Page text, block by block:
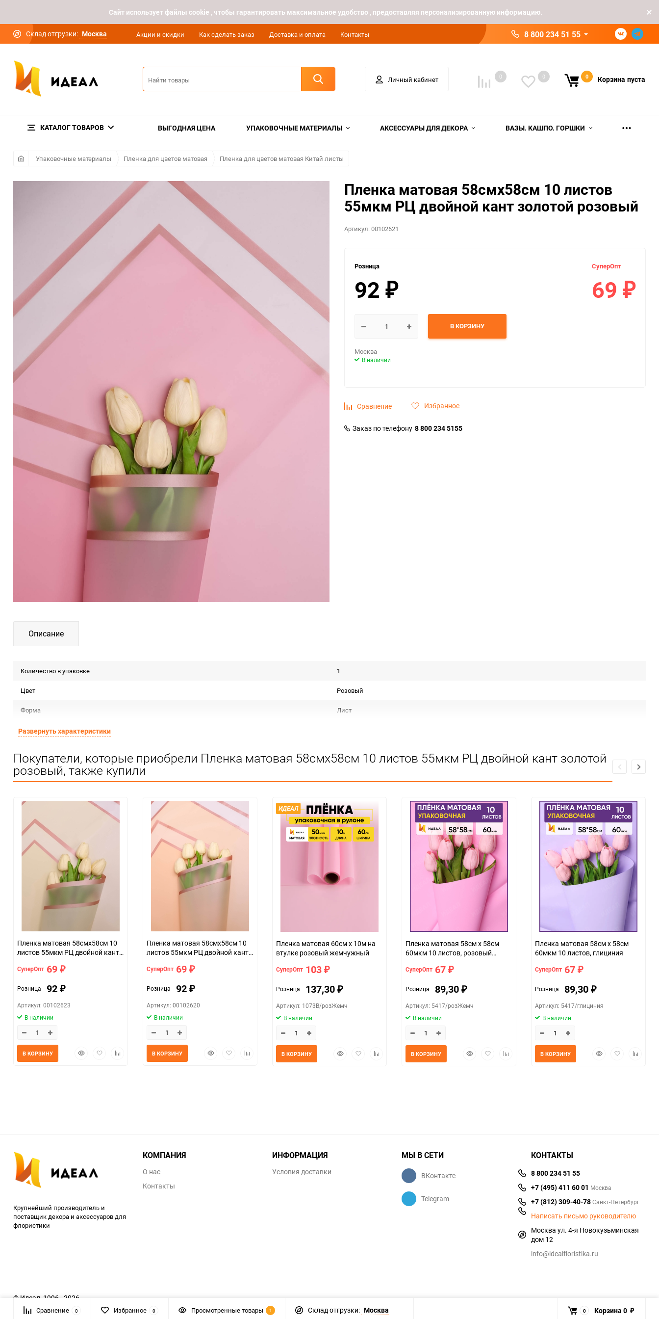
Cайт использует файлы cookie , чтобы гарантировать максимальное удобство , предоставляя персонализированную информацию.
Склад отгрузки: Москва Акции и скидки Как сделать заказ Доставка и оплата Контакты 8 800 234 51 55
Личный кабинет 0 0 0 Корзина пуста
КАТАЛОГ ТОВАРОВ ВЫГОДНАЯ ЦЕНА УПАКОВОЧНЫЕ МАТЕРИАЛЫ АКСЕССУАРЫ ДЛЯ ДЕКОРА ВАЗЫ. КАШПО. ГОРШКИ
Упаковочные материалы Пленка для цветов матовая Пленка для цветов матовая Китай листы
Пленка матовая 58смх58см 10 листов
55мкм РЦ двойной кант золотой розовый
Артикул:00102621
Розница
92 ₽
СуперОпт
69 ₽
В КОРЗИНУ
Москва
В наличии
Сравнение Избранное
Заказ по телефону 8 800 234 5155
Описание
Количество в упаковке 1
Цвет Розовый
Форма Лист
Материал
Предназначение товара
Особые условия Особых условий не требует
Минимальное количество 1
Количество в коробке
Единица измерения
Развернуть характеристики
Покупатели, которые приобрели Пленка матовая 58смх58см 10 листов 55мкм РЦ двойной кант золотой
розовый, также купили
Пленка матовая 58смх58см 10
листов 55мкм РЦ двойной кант
СуперОпт 69 ₽
Розница 92 ₽
Артикул: 00102623
В наличии
БыстрыйДобавитьДобавить
В КОРЗИНУ
Пленка матовая 58смх58см 10
листов 55мкм РЦ двойной кант
СуперОпт 69 ₽
Розница 92 ₽
Артикул: 00102620
В наличии
БыстрыйДобавитьДобавить
В КОРЗИНУ
ИДЕАЛ
Пленка матовая 60см х 10м на
втулке розовый жемчужный
СуперОпт 103 ₽
Розница 137,30 ₽
Артикул: 1073В/розЖемч
В наличии
БыстрыйДобавитьДобавить
В КОРЗИНУ
Пленка матовая 58см х 58см
60мкм 10 листов, розовый
СуперОпт 67 ₽
Розница 89,30 ₽
Артикул: 5417/розЖемч
В наличии
БыстрыйДобавитьДобавить
В КОРЗИНУ
Пленка матовая 58см х 58см
60мкм 10 листов, глициния
СуперОпт 67 ₽
Розница 89,30 ₽
Артикул: 5417/глициния
В наличии
БыстрыйДобавить
В КОРЗИНУ
Крупнейший производитель и
поставщик декора и аксессуаров для
флористики
КОМПАНИЯ
О нас
Контакты
ИНФОРМАЦИЯ
Условия доставки
МЫ В СЕТИ
ВКонтакте
Telegram
КОНТАКТЫ
8 800 234 51 55
+7 (495) 411 60 01 Москва
+7 (812) 309-40-78Санкт-Петербург
Написать письмо руководителю
Москва ул. 4-я Новокузьминская
дом 12
info@idealfloristika.ru
© Идеал, 1996 - 2026
Сравнение 0 Избранное 0 Просмотренные товары 1 Склад отгрузки: Москва 0 Корзина 0 ₽